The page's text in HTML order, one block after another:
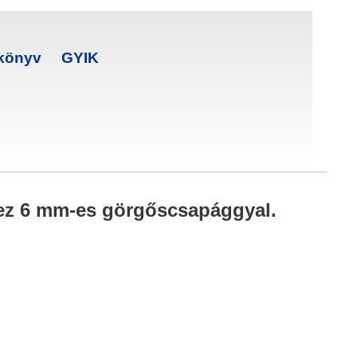
GYIK
6 mm-es görgőscsapággyal.